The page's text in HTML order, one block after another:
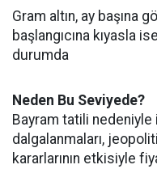
Gram altın, ay başına
başlangıcına kıyasla
durumda
Neden Bu Seviyede?
Bayram tatili
dalgalanmaları,
kararlarının etkisiyle